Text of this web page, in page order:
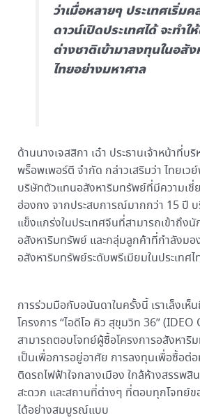
ว่าเมื่อหลายๆ ประเทศเริ่ม
ดาวน์เปิดประเทศได้ จะทำ
ต่างชาติเข้ามาลงทุนในอสั
ไทยอย่างมหาศาล
ด้านนางเจสสิกา เฉ๋า ประธานเจ้าหน้าที่บ
พร็อพเพอร์ตี จำกัด กล่าวเสริมว่า ไทยเว
บริษัทตัวแทนอสังหาริมทรัพย์ที่มีความเชี่
ฮ่องกง จากประสบการณ์มากกว่า 15 ปี
แข็งแกร่งในประเทศจีนที่สามารถเข้าถึง
อสังหาริมทรัพย์ และกลุ่มลูกค้าที่กำลังมอ
อสังหาริมทรัพย์ระดับพรีเมียมในประเทศไ
การร่วมมือกับอนันดาในครั้งนี้ เราเล็งเ
โครงการ “ไอดีโอ คิว สุขุมวิท 36”
สามารถตอบโจทย์ผู้ซื้อโครงการอสังหาริม
เป็นเพื่อการอยู่อาศัย การลงทุนเพื่อซื้อต่อ
ติดรถไฟฟ้าใจกลางเมือง ใกล้ห้างสรรพสิ
สะดวก และสถานที่ต่างๆ ที่ตอบทุกโจทย์ข
ได้อย่างสมบูรณ์แบบ